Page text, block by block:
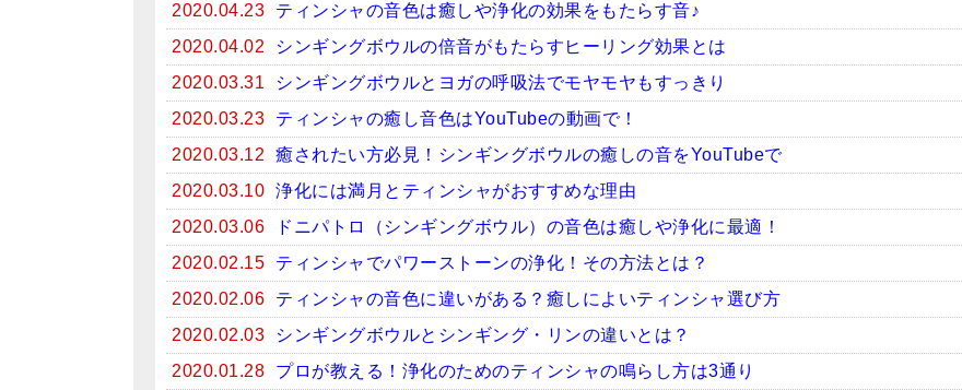
2020.04.23
ティンシャの音色は癒しや浄化の効果をもたらす音♪
2020.04.02
シンギングボウルの倍音がもたらすヒーリング効果とは
2020.03.31
シンギングボウルとヨガの呼吸法でモヤモヤもすっきり
2020.03.23
ティンシャの癒し音色はYouTubeの動画で！
2020.03.12
癒されたい方必見！シンギングボウルの癒しの音をYouTubeで
2020.03.10 浄化には満月とティンシャがおすすめな理由
2020.03.06
ドニパトロ（シンギングボウル）の音色は癒しや浄化に最適！
2020.02.15
ティンシャでパワーストーンの浄化！その方法とは？
2020.02.06
ティンシャの音色に違いがある？癒しによいティンシャ選び方
2020.02.03
シンギングボウルとシンギング・リンの違いとは？
2020.01.28
プロが教える！浄化のためのティンシャの鳴らし方は3通り